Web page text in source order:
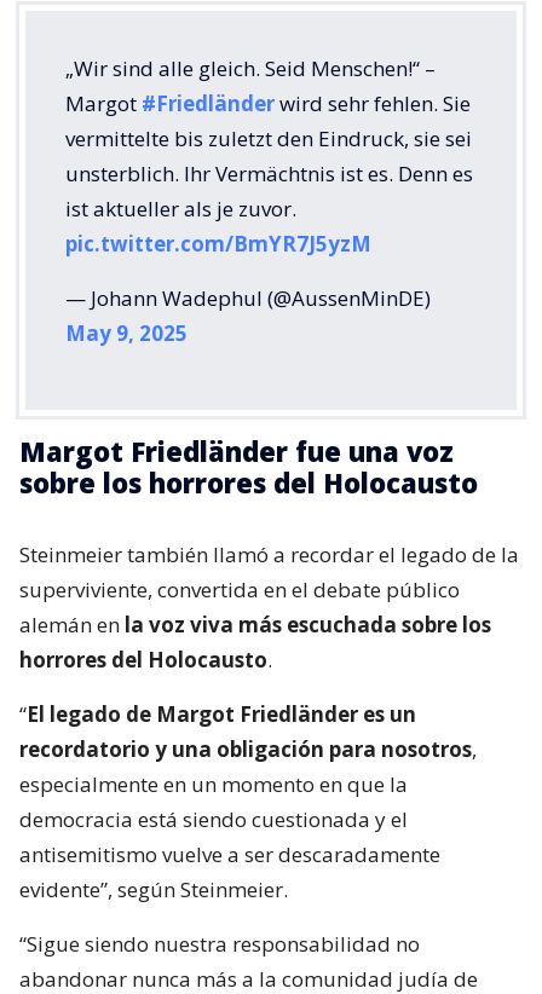
„Wir sind alle gleich. Seid Menschen!“ –
Margot #Friedländerwird sehr fehlen. Sie
vermittelte bis zuletzt den Eindruck, sie sei
unsterblich. Ihr Vermächtnis ist es. Denn es
ist aktueller als je zuvor.
pic.twitter.com/BmYR7J5yzM
— Johann Wadephul (@AussenMinDE)
May 9, 2025
Margot Friedländer fue una voz
sobre los horrores del Holocausto
Steinmeier también llamó a recordar el legado de la
superviviente, convertida en el debate público
alemán en la voz viva más escuchada sobre los
horrores del Holocausto.
“El legado de Margot Friedländer es un
recordatorio y una obligación para nosotros,
especialmente en un momento en que la
democracia está siendo cuestionada y el
antisemitismo vuelve a ser descaradamente
evidente”, según Steinmeier.
“Sigue siendo nuestra responsabilidad no
abandonar nunca más a la comunidad judía de